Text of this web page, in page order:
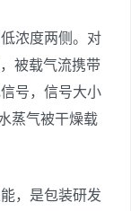
浓度两侧。对
被载气流携带
号，信号大小
蒸气被干燥载
，是包装研发